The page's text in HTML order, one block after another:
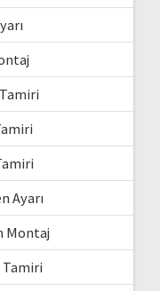
Ayarı
Montaj
Tamiri